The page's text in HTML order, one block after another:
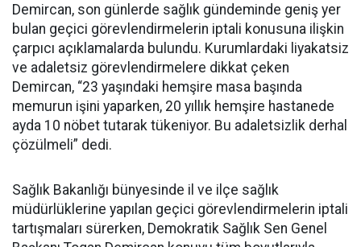
Demircan, son günlerde sağlık gündeminde geniş yer
bulan geçici görevlendirmelerin iptali konusuna ilişkin
çarpıcı açıklamalarda bulundu. Kurumlardaki liyakatsiz
ve adaletsiz görevlendirmelere dikkat çeken
Demircan, “23 yaşındaki hemşire masa başında
memurun işini yaparken, 20 yıllık hemşire hastanede
ayda 10 nöbet tutarak tükeniyor. Bu adaletsizlik derhal
çözülmeli” dedi.
Sağlık Bakanlığı bünyesinde il ve ilçe sağlık
müdürlüklerine yapılan geçici görevlendirmelerin iptali
tartışmaları sürerken, Demokratik Sağlık Sen Genel